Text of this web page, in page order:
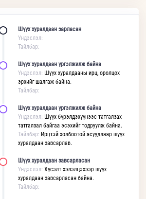
Шүүх хуралдаан зарласан
Үндэслэл:
Тайлбар:
Шүүх хуралдаан үргэлжилж байна
Үндэслэл: Шүүх хуралдааны ирц, оролцох
эрхийг шалгаж байна.
Тайлбар:
Шүүх хуралдаан үргэлжилж байна
Үндэслэл: Шүүх бүрэлдэхүүнээс татгалзах
татгалзал байгаа эсэхийг тодруулж байна.
Тайлбар: Ирцтэй холбоотой асуудлаар шүүх
хуралдаан завсарлав.
Шүүх хуралдаан завсарласан
Үндэслэл: Хүсэлт хэлэлцэхээр шүүх
хуралдаан завсарласан байна.
Тайлбар: